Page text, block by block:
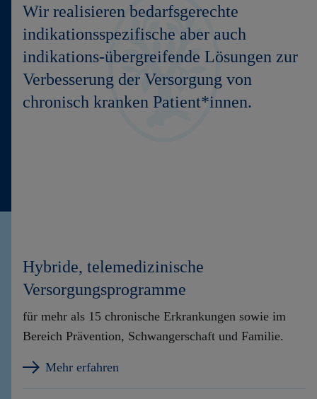
Wir realisieren bedarfsgerechte
indikationsspezifische aber auch
indikations-übergreifende Lösungen zur
Verbesserung der Versorgung von
chronisch kranken Patient*innen.
Hybride, telemedizinische
Versorgungsprogramme
für mehr als 15 chronische Erkrankungen sowie im
Bereich Prävention, Schwangerschaft und Familie.
Mehr erfahren